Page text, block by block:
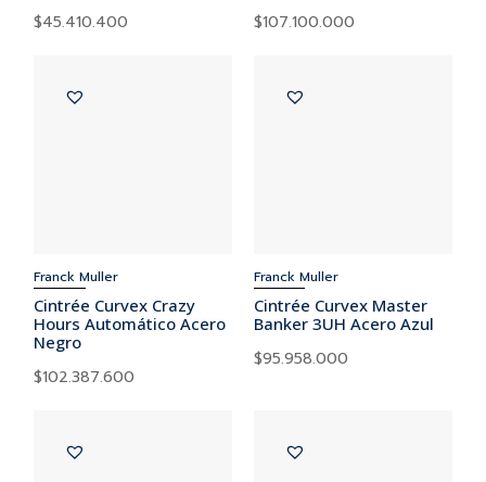
$45.410.400 $107.100.000
Franck Muller
Cintrée Curvex Crazy
Hours Automático Acero
Negro
$102.387.600
Franck Muller
Cintrée Curvex Master
Banker 3UH Acero Azul
$95.958.000